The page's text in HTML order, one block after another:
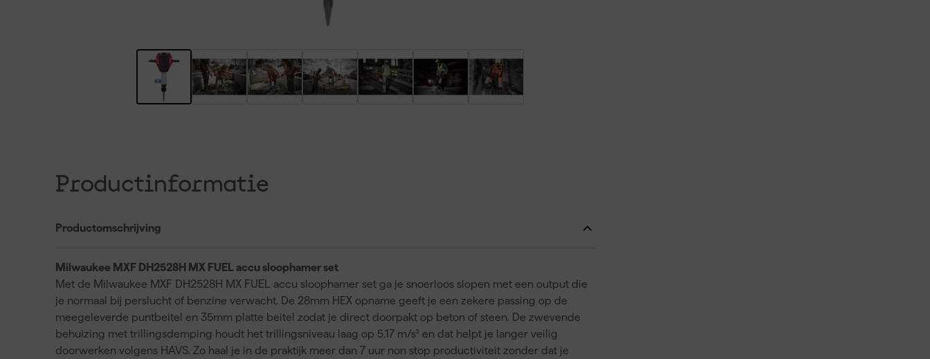
Productinformatie
Productomschrijving
Milwaukee MXF DH2528H MX FUEL accu sloophamer set
Met de Milwaukee MXF DH2528H MX FUEL accu sloophamer set ga je snoerloos slopen met een output die
je normaal bij perslucht of benzine verwacht. De 28mm HEX opname geeft je een zekere passing op de
meegeleverde puntbeitel en 35mm platte beitel zodat je direct doorpakt op beton of steen. De zwevende
behuizing met trillingsdemping houdt het trillingsniveau laag op 5,17 m/s² en dat helpt je langer veilig
doorwerken volgens HAVS. Zo haal je in de praktijk meer dan 7 uur non stop productiviteit zonder dat je